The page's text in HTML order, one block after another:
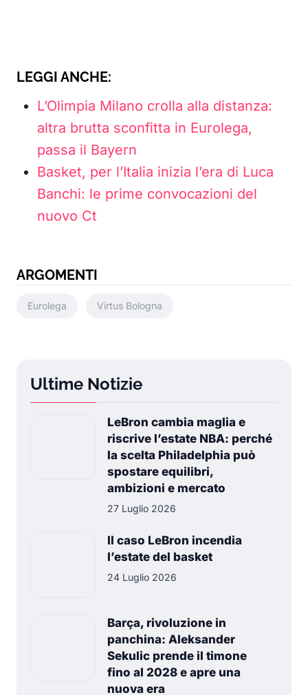
LEGGI ANCHE:
L’Olimpia Milano crolla alla distanza:
altra brutta sconfitta in Eurolega,
passa il Bayern
Basket, per l’Italia inizia l’era di Luca
Banchi: le prime convocazioni del
nuovo Ct
ARGOMENTI
Eurolega Virtus Bologna
Ultime Notizie
LeBron cambia maglia e
riscrive l’estate NBA: perché
la scelta Philadelphia può
spostare equilibri,
ambizioni e mercato
27 Luglio 2026
Il caso LeBron incendia
l’estate del basket
24 Luglio 2026
Barça, rivoluzione in
panchina: Aleksander
Sekulic prende il timone
fino al 2028 e apre una
nuova era